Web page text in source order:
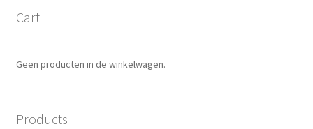
Cart
Geen producten in de winkelwagen.
Products